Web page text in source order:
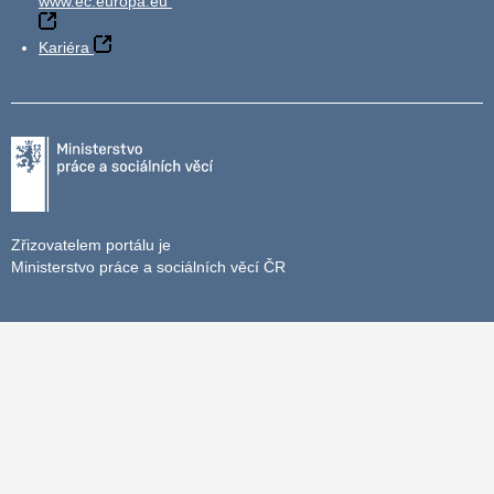
Kariéra
Zřizovatelem portálu je
Ministerstvo práce a sociálních věcí ČR